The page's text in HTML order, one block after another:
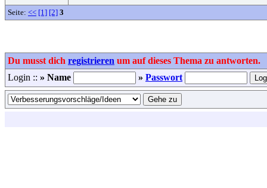
Seite: << [1] [2] 3
Du musst dich registrieren um auf dieses Thema zu antworten.
Login :: » Name » Passwort